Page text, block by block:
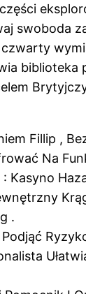
swoboda
biblioteka
Fillip ,
Na
Kasyno
.